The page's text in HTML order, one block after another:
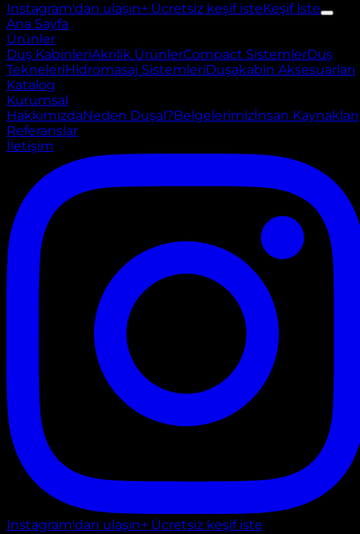
Instagram'dan ulaşın+ Ücretsiz keşif isteKeşif İste
Ana Sayfa
Ürünler
Duş KabinleriAkrilik ÜrünlerCompact SistemlerDuş
TekneleriHidromasaj SistemleriDuşakabin Aksesuarları
Katalog
Kurumsal
HakkımızdaNeden Duşal?Belgelerimizİnsan Kaynakları
Referanslar
İletişim
Instagram'dan ulaşın+ Ücretsiz keşif iste